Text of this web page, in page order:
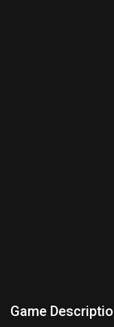
Game